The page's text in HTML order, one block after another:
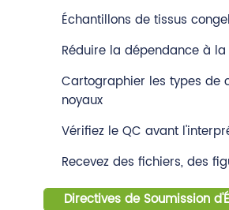
Échantillons de tissus
Réduire la dépendance à
Cartographier les types de
noyaux
Vérifiez le QC avant
Recevez des fichiers, des
Directives de Soumission